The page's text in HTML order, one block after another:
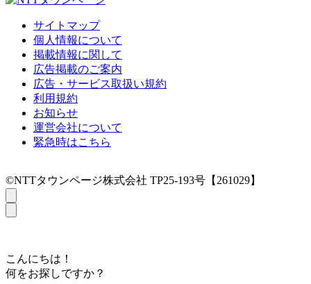
サイトマップ
個人情報について
掲載情報に関して
広告掲載のご案内
広告・サービス取扱い規約
利用規約
お知らせ
運営会社について
緊急時はこちら
©NTTタウンページ株式会社 TP25-193号【261029】
こんにちは！
何をお探しですか？